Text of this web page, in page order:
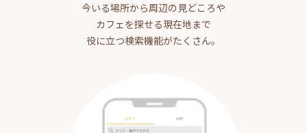
今いる場所から周辺の見どころや
カフェを探せる現在地まで
役に立つ検索機能がたくさん。